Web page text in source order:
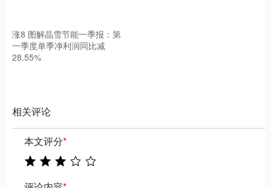
涨8 图解晶雪节能一季报：第
一季度单季净利润同比减
28.55%
相关评论
本文评分*